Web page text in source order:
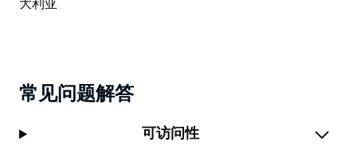
常见问题解答
可访问性